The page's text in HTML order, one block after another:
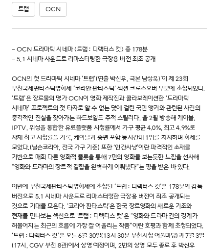
트랩 OCN
- OCN 드라마틱 시네마 <트랩 : 디렉터스 컷> 총 178분
- 5.1 시네마 사운드로 리마스터링한 극장용 버전 최초 공개
OCN의 첫 드라마틱 시네마 ‘트랩’(연출 박신우, 극본 남상욱)’이 제 23회
부천국제판타스틱영화제 ‘코리안 판타스틱’ 섹션 크로스오버 부문에 초청되었다.
‘트랩’은 장르물의 명가 OCN이 영화 제작진과 콜라보레이션한 ‘드라마틱
시네마’ 프로젝트의 첫 타자로 알 수 없는 덫에 걸린 국민 앵커와 관련된 사건의
충격적인 진실을 찾아가는 하드보일드 추적 스릴러다. 올 2월 방송해 케이블,
IPTV, 위성을 통합한 유료플랫폼 시청률에서 가구 평균 4.0%, 최고 4.9%로
자체 최고 시청률을 기록, 케이블과 종편 포함 동시간대 1위를 차지하며 화제를
모았다.(닐슨코리아, 전국 가구 기준) 또한 ‘인간사냥’이란 파격적인 소재를
기반으로 매회 다른 영화적 플롯을 통해 7편의 영화를 보는듯한 느낌을 선사해
“영화와 드라마의 장르적 결합을 완벽하게 이뤄냈다”는 평을 받은 바 있다.
이번에 부천국제판타스틱영화제에 초청된 ‘트랩 : 디렉터스 컷’은 178분의 감독
버전으로 5.1 시네마 사운드로 리마스터링한 극장용 버전이 최초 공개되는
것으로 기대를 모은다. ‘코리아 판타스틱’은 한국 장르영화의 새로운 기조와
현재를 만나보는 섹션으로 ‘트랩 : 디렉터스 컷’은 “영화와 드라마 간의 경계가
허물어지는 최근의 흐름에 가장 잘 어울리는 작품”이란 호평과 함께 초청되었다.
‘트랩 : 디렉터스 컷’은 오는 6월 30일(13시 30분 부천시청 어울마당)과 7월 3일
(17시, CGV 부천 8관)에서 상영 예정이며, 2번의 상영 모두 종료 후 박신우